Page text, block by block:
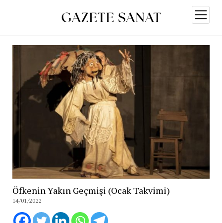
aç
Öfkenin Yakın Geçmişi (Ocak Takvimi)
14/01/2022